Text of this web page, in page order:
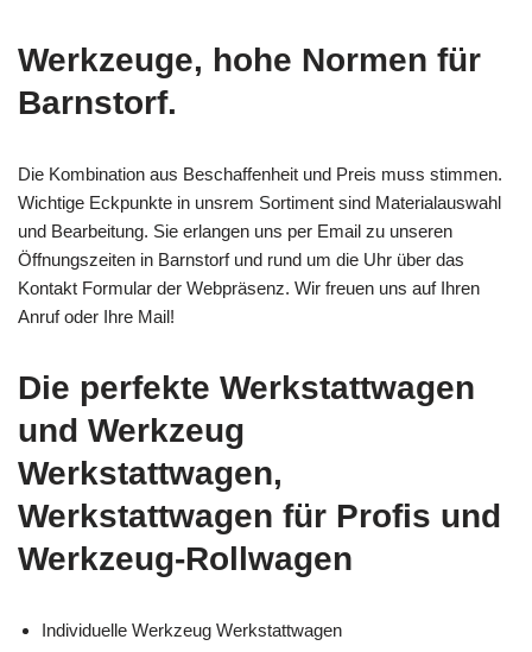
Werkzeuge, hohe Normen für
Barnstorf.
Die Kombination aus Beschaffenheit und Preis muss stimmen.
Wichtige Eckpunkte in unsrem Sortiment sind Materialauswahl
und Bearbeitung. Sie erlangen uns per Email zu unseren
Öffnungszeiten in Barnstorf und rund um die Uhr über das
Kontakt Formular der Webpräsenz. Wir freuen uns auf Ihren
Anruf oder Ihre Mail!
Die perfekte Werkstattwagen
und Werkzeug
Werkstattwagen,
Werkstattwagen für Profis und
Werkzeug-Rollwagen
Individuelle Werkzeug Werkstattwagen